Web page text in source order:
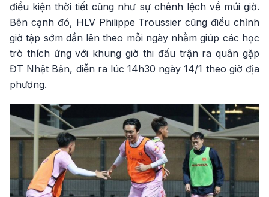
điều kiện thời tiết cũng như sự chênh lệch về múi giờ.
Bên cạnh đó, HLV Philippe Troussier cũng điều chỉnh
giờ tập sớm dần lên theo mỗi ngày nhằm giúp các học
trò thích ứng với khung giờ thi đấu trận ra quân gặp
ĐT Nhật Bản, diễn ra lúc 14h30 ngày 14/1 theo giờ địa
phương.